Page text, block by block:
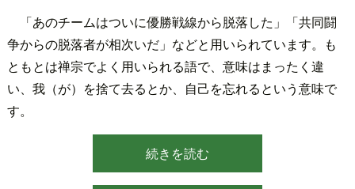
「あのチームはついに優勝戦線から脱落した」「共同闘
争からの脱落者が相次いだ」などと用いられています。も
ともとは禅宗でよく用いられる語で、意味はまったく違
い、我（が）を捨て去るとか、自己を忘れるという意味で
す。
続きを読む